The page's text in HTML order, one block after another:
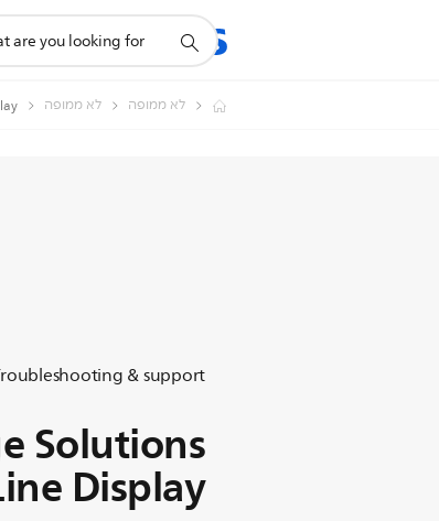
מוצרים
תמיכה
בסמל
לא ממופה לא ממופה
& support
Solutions
Display